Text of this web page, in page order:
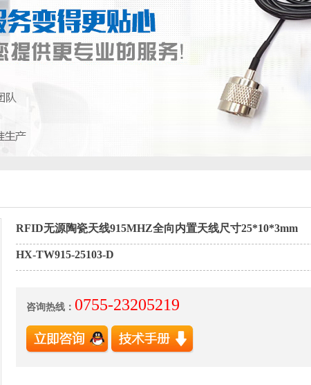
RFID无源陶瓷天线915MHZ全向内置天线尺寸25*10*3mm
HX-TW915-25103-D
咨询热线： 0755-23205219